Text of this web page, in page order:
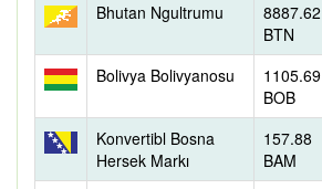
Bhutan Ngultrumu
8887.62
BTN
Bolivya Bolivyanosu
1105.69
BOB
Konvertibl Bosna
Hersek Markı
157.88
BAM